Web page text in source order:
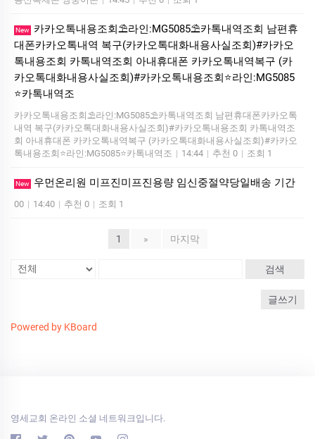
New
카카오톡내용조회⛱️라인:MG5085⛱️카톡내역조회 남편휴
대폰카카오톡내역 복구(카카오톡대화내용사실조회)#카카오
톡내용조회 카톡내역조회 아내휴대폰 카카오톡내역복구 (카
카오톡대화내용사실조회)#카카오톡내용조회⭐라인:MG5085
⭐카톡내역조
카카오톡내용조회⛱️라인:MG5085⛱️카톡내역조회 남편휴대폰카카오톡
내역 복구(카카오톡대화내용사실조회)#카카오톡내용조회 카톡내역조
회 아내휴대폰 카카오톡내역복구 (카카오톡대화내용사실조회)#카카오
톡내용조회⭐라인:MG5085⭐카톡내역조 | 14:44 | 추천 0 | 조회 1
New 우먼온리원 미프진미프진용량 임신중절약당일배송 기간
00 | 14:40 | 추천 0 | 조회 1
1 » 마지막
검색
글쓰기
Powered by KBoard
영세교회 온라인 소셜 네트워크입니다.